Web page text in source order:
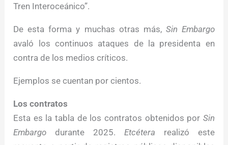
Tren Interoceánico”.
De esta forma y muchas otras más, Sin Embargo
avaló los continuos ataques de la presidenta en
contra de los medios críticos.
Ejemplos se cuentan por cientos.
Los contratos
Esta es la tabla de los contratos obtenidos por Sin
Embargo durante 2025. Etcétera realizó este